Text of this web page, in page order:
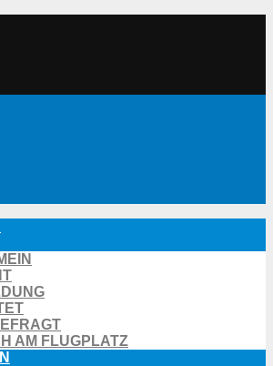
AM FLUGPLATZ